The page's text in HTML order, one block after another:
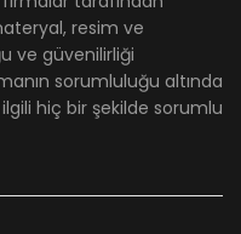
resim ve
ve güvenilirliği
sorumluluğu altında
hiç bir şekilde sorumlu